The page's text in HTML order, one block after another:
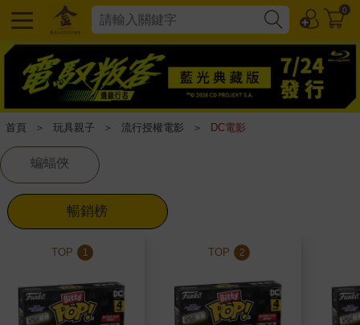
0
首頁 ＞ 玩具親子 ＞ 流行授權電影 ＞ DC電影
蝙蝠俠
暢銷榜
TOP 1 TOP 2